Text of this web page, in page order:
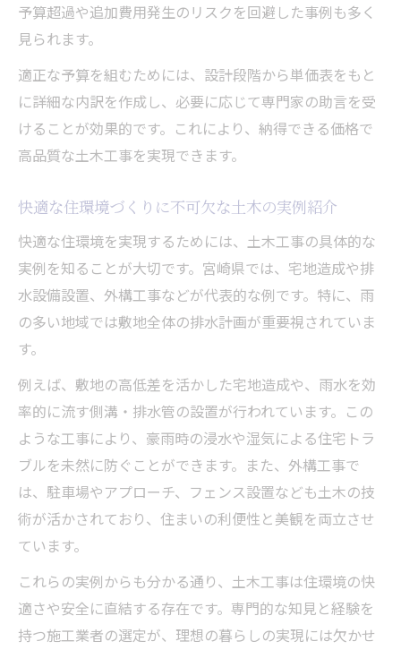
予算超過や追加費用発生のリスクを回避した事例も多く
見られます。
適正な予算を組むためには、設計段階から単価表をもと
に詳細な内訳を作成し、必要に応じて専門家の助言を受
けることが効果的です。これにより、納得できる価格で
高品質な土木工事を実現できます。
快適な住環境づくりに不可欠な土木の実例紹介
快適な住環境を実現するためには、土木工事の具体的な
実例を知ることが大切です。宮崎県では、宅地造成や排
水設備設置、外構工事などが代表的な例です。特に、雨
の多い地域では敷地全体の排水計画が重要視されていま
す。
例えば、敷地の高低差を活かした宅地造成や、雨水を効
率的に流す側溝・排水管の設置が行われています。この
ような工事により、豪雨時の浸水や湿気による住宅トラ
ブルを未然に防ぐことができます。また、外構工事で
は、駐車場やアプローチ、フェンス設置なども土木の技
術が活かされており、住まいの利便性と美観を両立させ
ています。
これらの実例からも分かる通り、土木工事は住環境の快
適さや安全に直結する存在です。専門的な知見と経験を
持つ施工業者の選定が、理想の暮らしの実現には欠かせ